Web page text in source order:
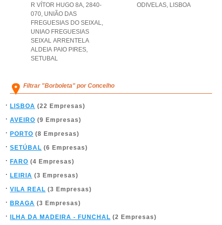
R VÍTOR HUGO 8A, 2840-
070, UNIÃO DAS
FREGUESIAS DO SEIXAL,
UNIAO FREGUESIAS
SEIXAL ARRENTELA
ALDEIA PAIO PIRES,
SETUBAL
ODIVELAS, LISBOA
Filtrar "Borboleta" por Concelho
LISBOA (22 Empresas)
AVEIRO (9 Empresas)
PORTO (8 Empresas)
SETÚBAL (6 Empresas)
FARO (4 Empresas)
LEIRIA (3 Empresas)
VILA REAL (3 Empresas)
BRAGA (3 Empresas)
ILHA DA MADEIRA - FUNCHAL (2 Empresas)